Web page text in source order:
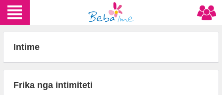
Intime
Frika nga intimiteti